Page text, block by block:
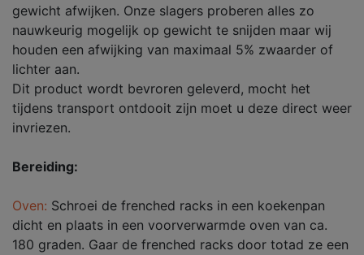
gewicht afwijken. Onze slagers proberen alles zo
nauwkeurig mogelijk op gewicht te snijden maar wij
houden een afwijking van maximaal 5% zwaarder of
lichter aan.
Dit product wordt bevroren geleverd, mocht het
tijdens transport ontdooit zijn moet u deze direct weer
invriezen.
Bereiding:
Oven: Schroei de frenched racks in een koekenpan
dicht en plaats in een voorverwarmde oven van ca.
180 graden. Gaar de frenched racks door totad ze een